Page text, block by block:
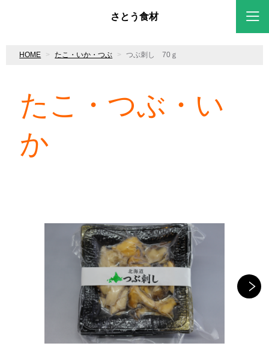
さとう食材
HOME たこ・いか・つぶ つぶ刺し 70ｇ
たこ・つぶ・い
か